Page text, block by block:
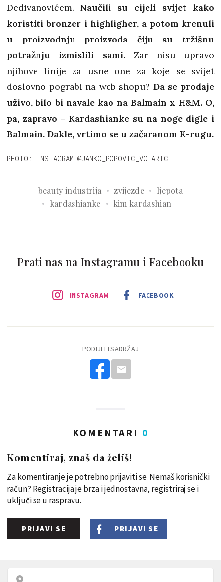
Dedivanovićem. Naučili su cijeli svijet kako
koristiti bronzer i highligher, a potom krenuli
u proizvodnju proizvoda čiju su tržišnu
potražnju izmislili sami.Zar nisu upravo
njihove linije za usne one za koje se svijet
doslovno pograbi na web shopu? Da se prodaje
uživo, bilo bi navale kao na Balmain x H&M. O,
pa, zapravo - Kardashianke su na noge digle i
Balmain. Dakle, vrtimo se u začaranom K-rugu.
PHOTO: INSTAGRAM @JANKO_POPOVIC_VOLARIC
beauty industrija zvijezde
ljepota
kardashianke
kim kardashian
Prati nas na Instagramu i Facebooku
INSTAGRAM FACEBOOK
PODIJELI SADRŽAJ
KOMENTARI 0
Komentiraj, znaš da želiš!
Za komentiranje je potrebno prijaviti se. Nemaš korisnički
račun? Registracija je brza i jednostavna, registriraj se i
uključi se u raspravu.
PRIJAVI SE PRIJAVI SE